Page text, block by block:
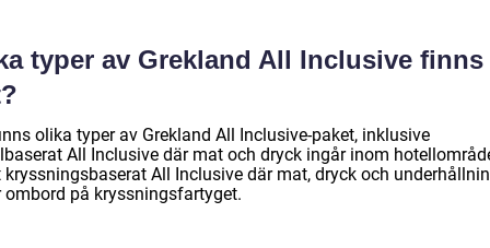
typer av Grekland All Inclusive finns
olika typer av Grekland All Inclusive-paket, inklusive
All Inclusive där mat och dryck ingår inom
kryssningsbaserat All Inclusive där mat, dryck och
ombord på kryssningsfartyget.